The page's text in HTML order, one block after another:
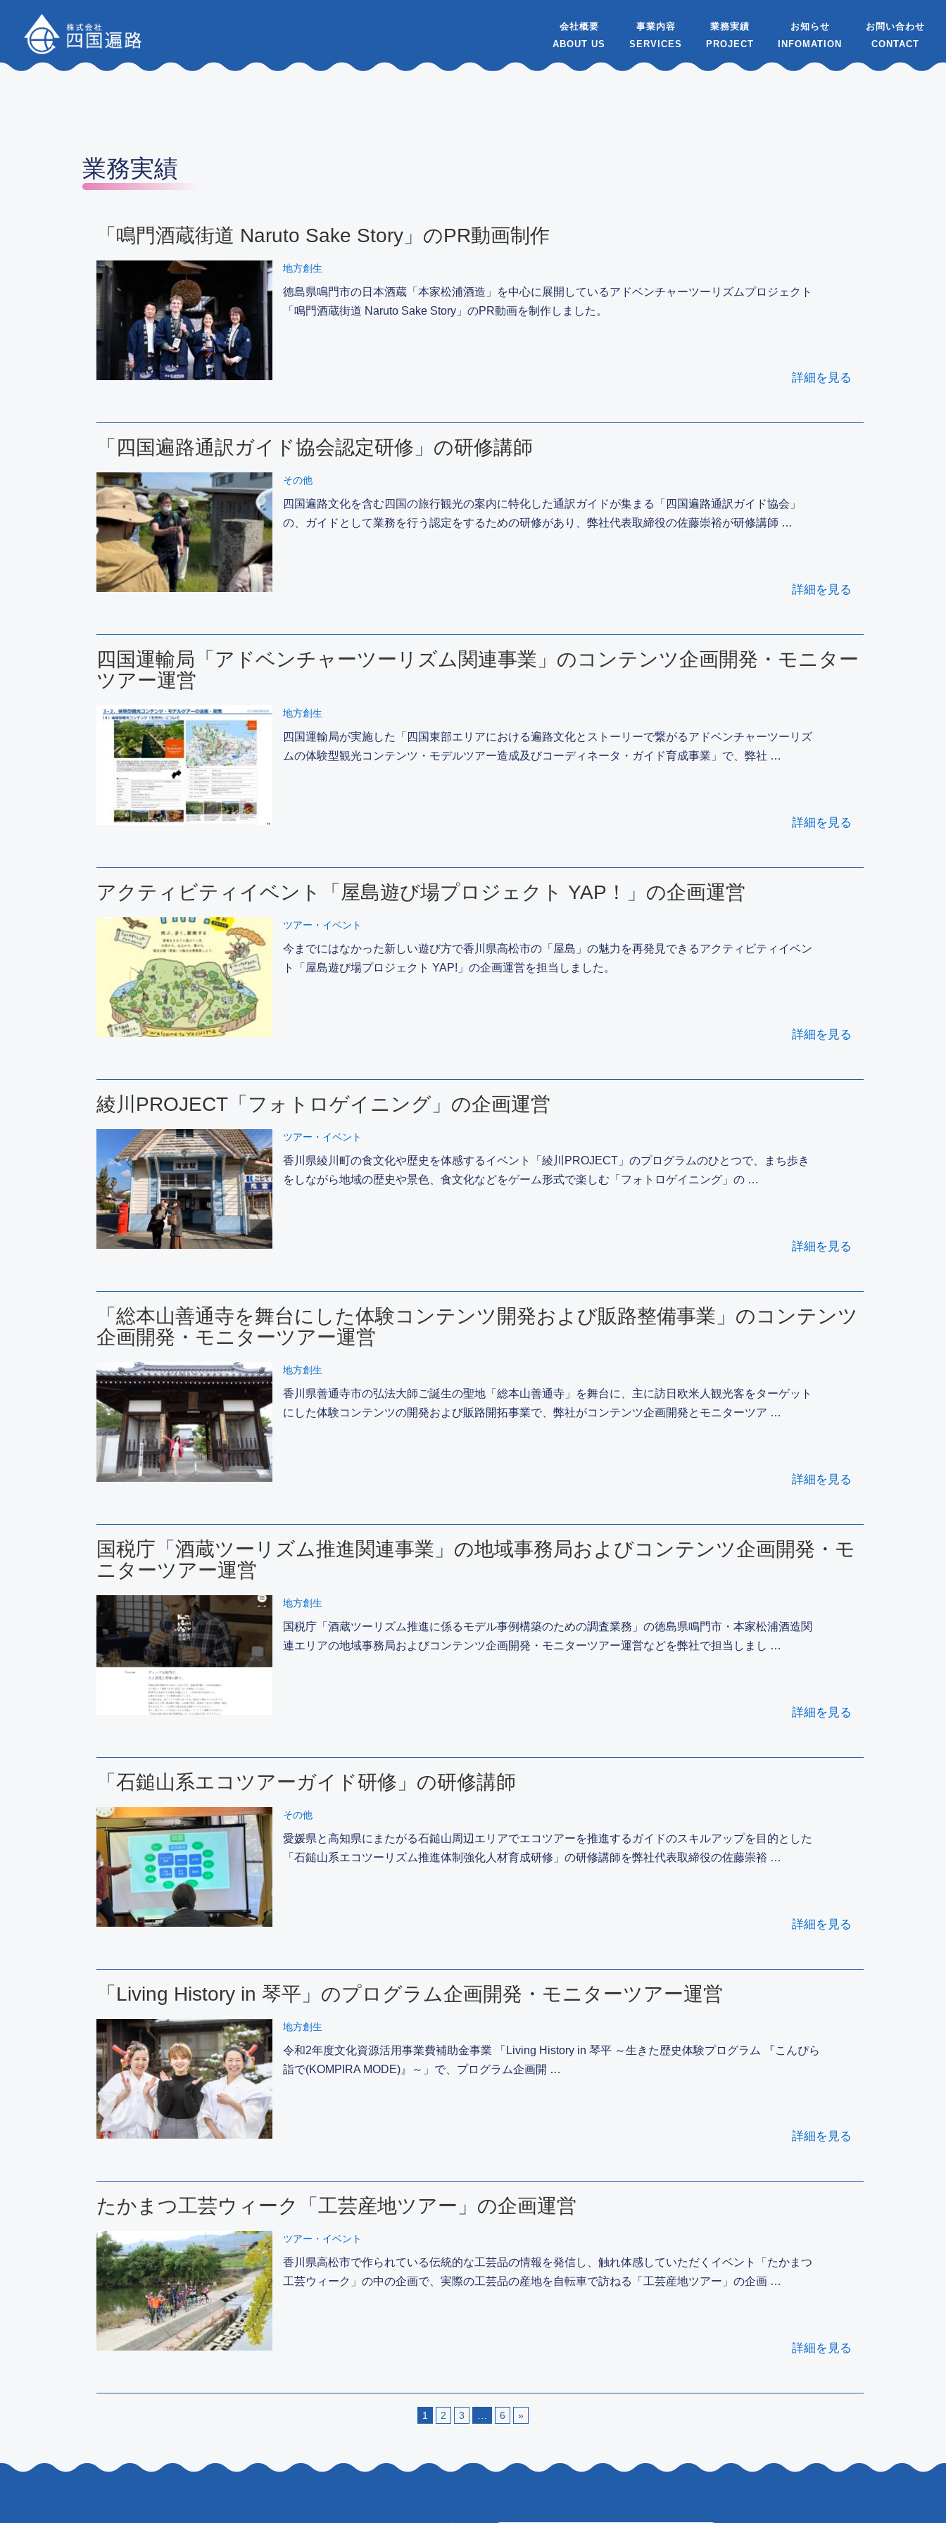
会社概要 事業内容 業務実績 お知らせ お問い合わせ
業務実績
「鳴門酒蔵街道 Naruto Sake Story」のPR動画制作
地方創生
徳島県鳴門市の日本酒蔵「本家松浦酒造」を中心に展開しているアドベンチャーツーリズムプロジェクト
「鳴門酒蔵街道 Naruto Sake Story」のPR動画を制作しました。
詳細を見る
「四国遍路通訳ガイド協会認定研修」の研修講師
その他
四国遍路文化を含む四国の旅行観光の案内に特化した通訳ガイドが集まる「四国遍路通訳ガイド協会」
の、ガイドとして業務を行う認定をするための研修があり、弊社代表取締役の佐藤崇裕が研修講師 …
詳細を見る
四国運輸局「アドベンチャーツーリズム関連事業」のコンテンツ企画開発・モニター
ツアー運営
地方創生
四国運輸局が実施した「四国東部エリアにおける遍路文化とストーリーで繋がるアドベンチャーツーリズ
ムの体験型観光コンテンツ・モデルツアー造成及びコーディネータ・ガイド育成事業」で、弊社 …
詳細を見る
アクティビティイベント「屋島遊び場プロジェクト YAP！」の企画運営
ツアー・イベント
今までにはなかった新しい遊び方で香川県高松市の「屋島」の魅力を再発見できるアクティビティイベン
ト「屋島遊び場プロジェクト YAP!」の企画運営を担当しました。
詳細を見る
綾川PROJECT「フォトロゲイニング」の企画運営
ツアー・イベント
香川県綾川町の食文化や歴史を体感するイベント「綾川PROJECT」のプログラムのひとつで、まち歩き
をしながら地域の歴史や景色、食文化などをゲーム形式で楽しむ「フォトロゲイニング」の …
詳細を見る
「総本山善通寺を舞台にした体験コンテンツ開発および販路整備事業」のコンテンツ
企画開発・モニターツアー運営
地方創生
香川県善通寺市の弘法大師ご誕生の聖地「総本山善通寺」を舞台に、主に訪日欧米人観光客をターゲット
にした体験コンテンツの開発および販路開拓事業で、弊社がコンテンツ企画開発とモニターツア …
詳細を見る
国税庁「酒蔵ツーリズム推進関連事業」の地域事務局およびコンテンツ企画開発・モ
ニターツアー運営
地方創生
国税庁「酒蔵ツーリズム推進に係るモデル事例構築のための調査業務」の徳島県鳴門市・本家松浦酒造関
連エリアの地域事務局およびコンテンツ企画開発・モニターツアー運営などを弊社で担当しまし …
詳細を見る
「石鎚山系エコツアーガイド研修」の研修講師
その他
愛媛県と高知県にまたがる石鎚山周辺エリアでエコツアーを推進するガイドのスキルアップを目的とした
「石鎚山系エコツーリズム推進体制強化人材育成研修」の研修講師を弊社代表取締役の佐藤崇裕 …
詳細を見る
「Living History in 琴平」のプログラム企画開発・モニターツアー運営
地方創生
令和2年度文化資源活用事業費補助金事業 「Living History in 琴平 ～生きた歴史体験プログラム 『こんぴら
詣で(KOMPIRA MODE)』～」で、プログラム企画開 …
詳細を見る
たかまつ工芸ウィーク「工芸産地ツアー」の企画運営
ツアー・イベント
香川県高松市で作られている伝統的な工芸品の情報を発信し、触れ体感していただくイベント「たかまつ
工芸ウィーク」の中の企画で、実際の工芸品の産地を自転車で訪ねる「工芸産地ツアー」の企画 …
詳細を見る
1 2 3 6 »